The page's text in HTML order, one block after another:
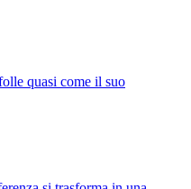
quasi come il suo